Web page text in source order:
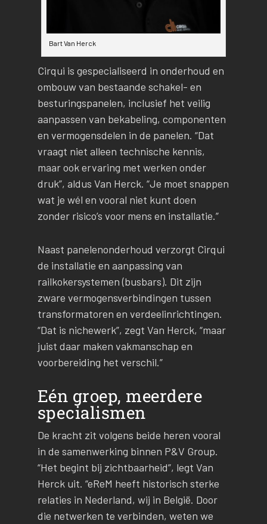
Bart Van Herck
Cirqui is gespecialiseerd in onderhoud en
ombouw van bestaande schakel- en
besturingspanelen, inclusief het veilig
aanpassen van bekabeling, componenten
en vermogensdelen in de panelen. “Dat
vraagt niet alleen technische kennis,
maar ook ervaring met werken onder
druk”, aldus Van Herck. “Je moet snappen
wat je wél en vooral niet kunt doen
zonder risico’s voor mens en installatie.”
Naast panelenonderhoud verzorgt Cirqui
de installatie en aanpassing van
railkokersystemen (busbars). Dit zijn
zware vermogensverbindingen tussen
transformatoren en verdeelinrichtingen.
“Dat is nichewerk”, zegt Van Herck, “maar
juist daar maken vakmanschap en
voorbereiding het verschil.”
Eén groep, meerdere
specialismen
De kracht zit volgens beide heren vooral
in de samenwerking binnen P&V Group.
“Het begint bij zichtbaarheid”, legt Van
Herck uit. “eReM heeft historisch sterke
relaties in Nederland, wij in België. Door
die netwerken te verbinden, weten we